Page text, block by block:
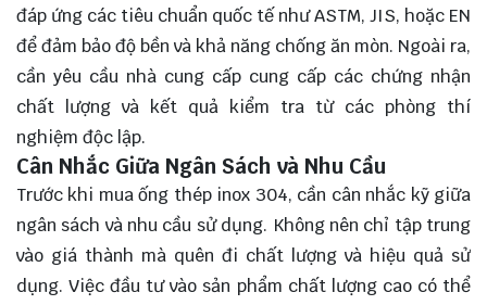
đáp ứng các tiêu chuẩn quốc tế như ASTM, JIS, hoặc EN
để đảm bảo độ bền và khả năng chống ăn mòn. Ngoài ra,
cần yêu cầu nhà cung cấp cung cấp các chứng nhận
chất lượng và kết quả kiểm tra từ các phòng thí
nghiệm độc lập.
Cân Nhắc Giữa Ngân Sách và Nhu Cầu
Trước khi mua ống thép inox 304, cần cân nhắc kỹ giữa
ngân sách và nhu cầu sử dụng. Không nên chỉ tập trung
vào giá thành mà quên đi chất lượng và hiệu quả sử
dụng. Việc đầu tư vào sản phẩm chất lượng cao có thể